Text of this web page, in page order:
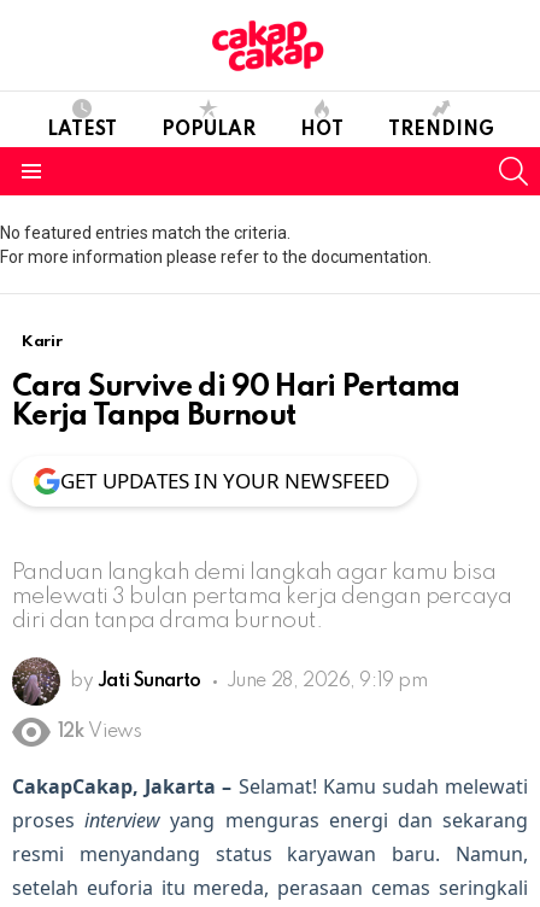
LATEST POPULAR HOT TRENDING
No featured entries match the criteria.
For more information please refer to the documentation.
Karir
Cara Survive di 90 Hari Pertama
Kerja Tanpa Burnout
GET UPDATES IN YOUR NEWSFEED
Panduan langkah demi langkah agar kamu bisa
melewati 3 bulan pertama kerja dengan percaya
diri dan tanpa drama burnout.
by Jati Sunarto June 28, 2026, 9:19 pm
12k Views
CakapCakap, Jakarta – Selamat! Kamu sudah melewati
prosesinterview yang menguras energi dan sekarang
resmi menyandang status karyawan baru. Namun,
setelah euforia itu mereda, perasaan cemas seringkali